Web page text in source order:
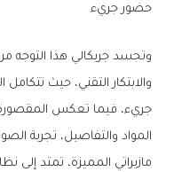
حضور جريء
وتجسد جريكالي هذا التوجه من
والابتكار التقني، حيث
جريء، فيما تعكس المقصورة
المواد والتفاصيل، تجربة
مازيراتي المميزة، تمتد